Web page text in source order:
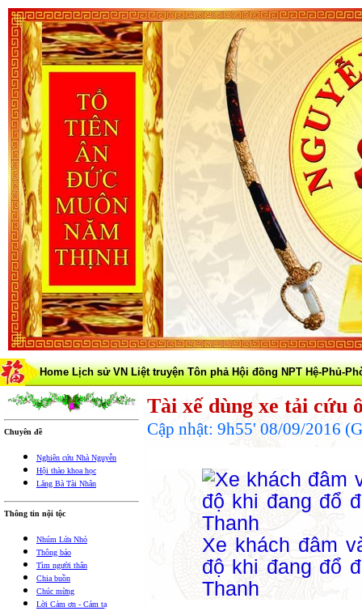
Home Lịch sử VN Liệt truyện Tôn phả Hội đồng NPT Hệ-Phủ-
Chuyên đề
Nghiên cứu Nhà Nguyễn
Hội thào khoa học
Lăng Bà Tài Nhân
Thông tin nội tộc
Nhúm Lửa Nhỏ
Thông báo
Tìm người thân
Chia buồn
Chúc mừng
Lời Cảm ơn - Cảm tạ
Tài xế dùng xe tải cứu
Cập nhật: 9h55' 08/09/2016
Xe khách đâm
độ khi đang đổ
Thanh